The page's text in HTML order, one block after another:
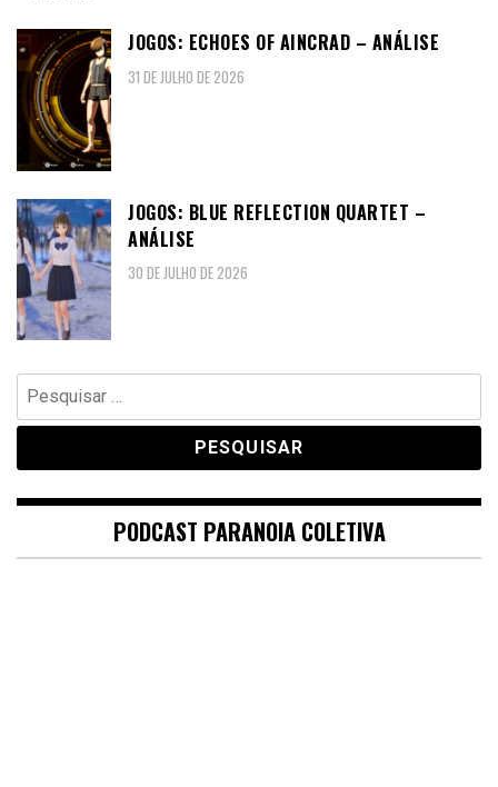
JOGOS: ECHOES OF AINCRAD – ANÁLISE
31 DE JULHO DE 2026
JOGOS: BLUE REFLECTION QUARTET –
ANÁLISE
30 DE JULHO DE 2026
Pesquisar
por:
PODCAST PARANOIA COLETIVA